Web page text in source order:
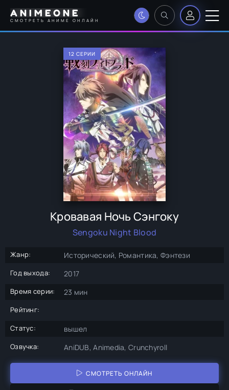
ANIMEONE
СМОТРЕТЬ АНИМЕ ОНЛАЙН
12 СЕРИИ
Кровавая Ночь Сэнгоку
Sengoku Night Blood
Жанр: Исторический, Романтика, Фэнтези
Год выхода: 2017
Время серии: 23 мин
Рейтинг:
Статус:
вышел
Озвучка: AniDUB, Animedia, Crunchyroll
СМОТРЕТЬ ОНЛАЙН